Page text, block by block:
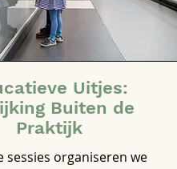
Uitjes:
Buiten de
Praktijk
sessies organiseren we